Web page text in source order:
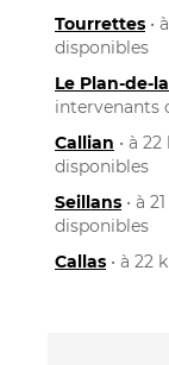
Tourrettes •
disponibles
Le Plan-de-
intervenants
Callian • à
disponibles
Seillans • à
disponibles
Callas • à 22